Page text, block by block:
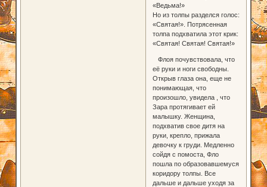
«Ведьма!»
Но из толпы разделся голос:
«Святая!». Потрясенная
толпа подхватила этот крик:
«Святая! Святая! Святая!»
Флоя почувствовала, что
её руки и ноги свободны.
Открыв глаза она, еще не
понимающая, что
произошло, увидела , что
Зара протягивает ей
малышку. Женщина,
подхватив свое дитя на
руки, крепло, прижала
девочку к груди. Медленно
сойдя с помоста, Фло
пошла по образовавшемуся
коридору толпы. Все
дальше и дальше уходя за